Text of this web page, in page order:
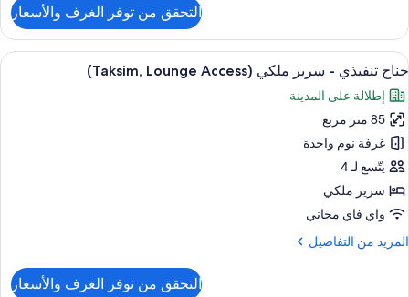
غرفة
تنفيذية
لاثنين
التحقق من توفر الغرف والأسعار
استعراض
جميع
صور
جناح
تنفيذي
-
سرير
ملكي
(Taksim,
Lounge
أغطية فراش متميزة وأسرّة تيمبور بديك
9
جناح تنفيذي - سرير ملكي (Taksim, Lounge Access)
إطلالة على المدينة
85 متر مربع
غرفة نوم واحدة
يتّسع لـ 4
سرير ملكي
واي فاي مجاني
المزيد من التفاصيل
المزيد
التحقق من توفر الغرف والأسعار